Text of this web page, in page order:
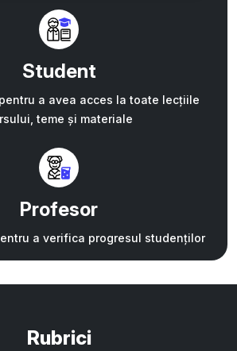
Student
a avea acces la toate lecțiile
teme și materiale
Profesor
a verifica progresul studenților
Rubrici